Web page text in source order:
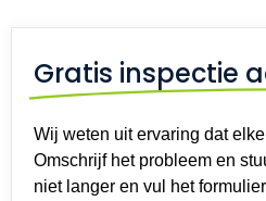
Gratis inspectie
Wij weten uit ervaring dat
Omschrijf het probleem en
niet langer en vul het